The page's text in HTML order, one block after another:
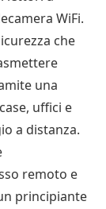
WiFi.
che
una
uffici e
a distanza.
remoto e
principiante